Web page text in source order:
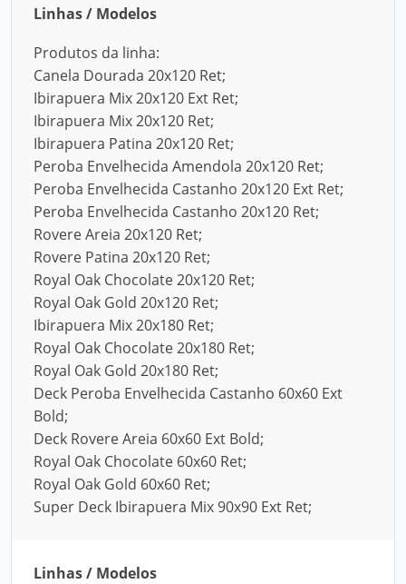
Linhas / Modelos
Produtos da linha:
Canela Dourada 20x120 Ret;
Ibirapuera Mix 20x120 Ext Ret;
Ibirapuera Mix 20x120 Ret;
Ibirapuera Patina 20x120 Ret;
Peroba Envelhecida Amendola 20x120 Ret;
Peroba Envelhecida Castanho 20x120 Ext Ret;
Peroba Envelhecida Castanho 20x120 Ret;
Rovere Areia 20x120 Ret;
Rovere Patina 20x120 Ret;
Royal Oak Chocolate 20x120 Ret;
Royal Oak Gold 20x120 Ret;
Ibirapuera Mix 20x180 Ret;
Royal Oak Chocolate 20x180 Ret;
Royal Oak Gold 20x180 Ret;
Deck Peroba Envelhecida Castanho 60x60 Ext
Bold;
Deck Rovere Areia 60x60 Ext Bold;
Royal Oak Chocolate 60x60 Ret;
Royal Oak Gold 60x60 Ret;
Super Deck Ibirapuera Mix 90x90 Ext Ret;
Linhas / Modelos